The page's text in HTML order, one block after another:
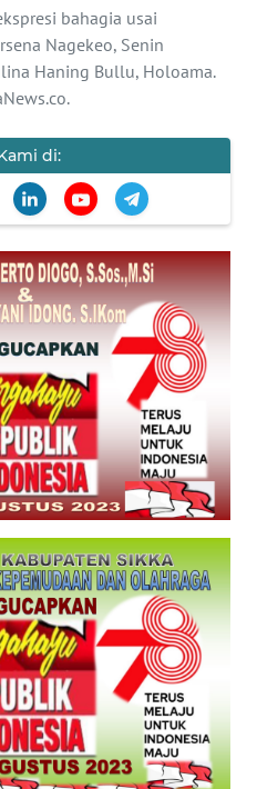
bahagia usai
Nagekeo, Senin
Haning Bullu, Holoama.
di: